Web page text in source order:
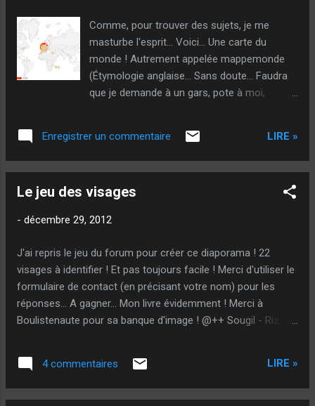
Comme, pour trouver des sujets, je me
masturbe l'esprit... Voici... Une carte du
monde ! Autrement appelée mappemonde
(Étymologie anglaise... Sans doute... Faudra
que je demande à un gars, pote à moi,
point... Evidemment... C'est la France ! Bon...
En fait, ça montre, par villes, le nombre de
non ? Savez-vous, par exemple, qu'à Munich,
seul truc que je sache dire en Allemand, c'est
l'avait appris... Je vais l'écrire à la française,
ne pouvant faire autrement : - Goutte en tac.
Iche abeu aïneu grosse chvouantse... Merci
aux allemands... De ne pas s'hasarder à
traduire ! J'ai aussi du jeune public ! Il y a
Salopards ! Il fait beau à Papeete,...
Enregistrer un commentaire LIRE »
Le jeu des visages
- décembre 29, 2012
J'ai repris le jeu du forum pour créer ce diaporama ! 22
visages à identifier ! Et pas toujours facile ! Merci d'utiliser le
formulaire de contact (en précisant votre nom) pour les
réponses... A gagner... Mon livre évidemment ! Merci à
Boulistenaute pour sa banque d'image ! @++ Sougil - Riz au
4 commentaires LIRE »